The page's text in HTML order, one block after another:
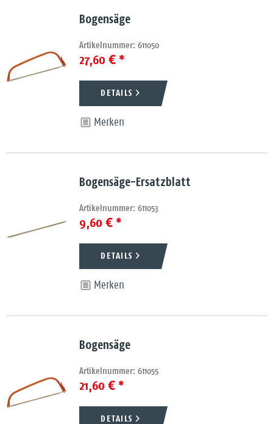
Bogensäge
Artikelnummer: 611050
27,60 € *
DETAILS
Merken
Bogensäge-Ersatzblatt
Artikelnummer: 611053
9,60 € *
DETAILS
Merken
Bogensäge
Artikelnummer: 611055
21,60 € *
DETAILS